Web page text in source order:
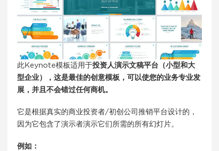
此Keynote模板适用于投资人演示文稿平台（小型和大
型企业），这是最佳的创意模板，可以使您的业务专业发
展，并且不会错过任何商机。
它是根据真实的商业投资者/初创公司推销平台设计的，
因为它包含了演示者演示它们所需的所有幻灯片。
例如：